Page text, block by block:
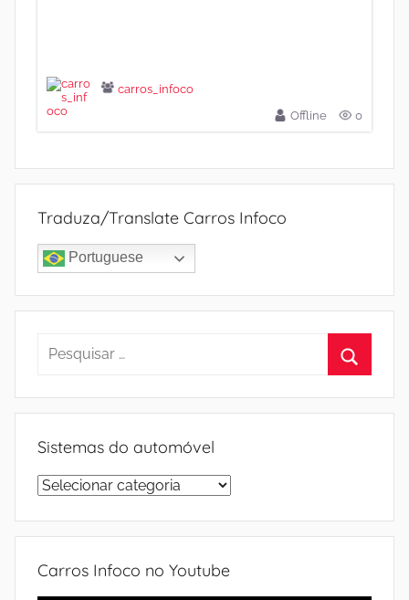
carros_infoco
Offline
0
Traduza/Translate Carros Infoco
Portuguese
Pesquisar
Sistemas do automóvel
Sistemas
automóvel
Carros Infoco no Youtube